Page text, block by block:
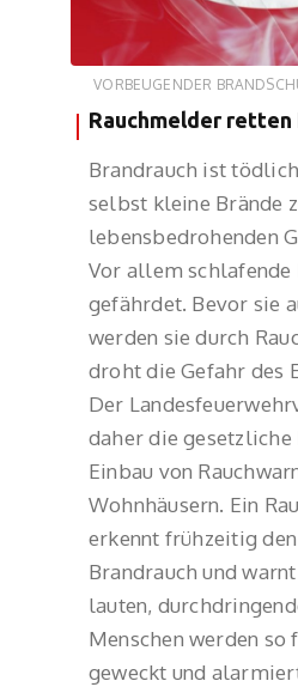
VORBEUGENDER
Rauchmelder retten
Brandrauch ist
selbst kleine Brände
lebensbedrohenden
Vor allem schlafende
gefährdet. Bevor sie
werden sie durch
droht die Gefahr des
Der
daher die
Einbau von
Wohnhäusern. Ein
erkennt frühzeitig
Brandrauch und
lauten,
Menschen werden so
geweckt und